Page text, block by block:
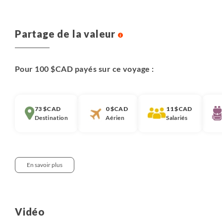
Partage de la valeur
Pour 100 $CAD payés sur ce voyage :
73 $CAD
Destination
0 $CAD
Aérien
11 $CAD
Salariés
Nous pensons qu’il est important que chaque
En savoir plus
Vidéo